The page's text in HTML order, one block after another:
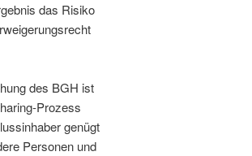
das Risiko
des BGH ist
Prozess
genügt
Personen und